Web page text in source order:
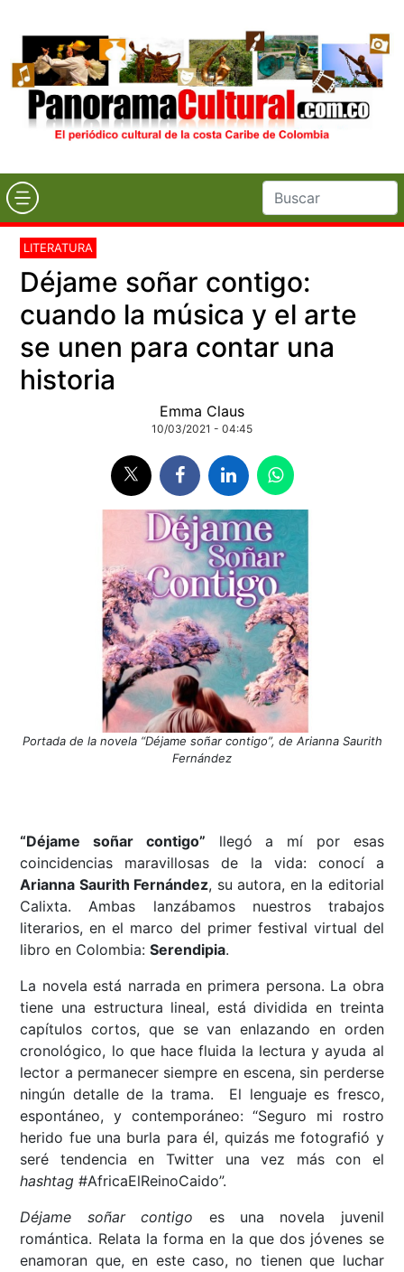
LITERATURA
Déjame soñar contigo:
cuando la música y el arte
se unen para contar una
historia
Emma Claus
10/03/2021 - 04:45
Portada de la novela “Déjame soñar contigo”, de Arianna Saurith
Fernández
“Déjame soñar contigo” llegó a mí por esas
coincidencias maravillosas de la vida: conocí a
Arianna Saurith Fernández, su autora, en la editorial
Calixta. Ambas lanzábamos nuestros trabajos
literarios, en el marco del primer festival virtual del
libro en Colombia:Serendipia.
La novela está narrada en primera persona. La obra
tiene una estructura lineal, está dividida en treinta
capítulos cortos, que se van enlazando en orden
cronológico, lo que hace fluida la lectura y ayuda al
lector a permanecer siempre en escena, sin perderse
ningún detalle de la trama. El lenguaje es fresco,
espontáneo, y contemporáneo: “Seguro mi rostro
herido fue una burla para él, quizás me fotografió y
seré tendencia en Twitter una vez más con el
hashtag #AfricaElReinoCaido”.
Déjame soñar contigo es una novela juvenil
romántica. Relata la forma en la que dos jóvenes se
enamoran que, en este caso, no tienen que luchar